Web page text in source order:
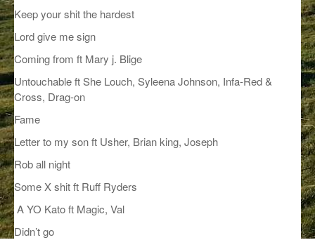
LA SOUTERRAINE
MUSIQUE DES ANTIPODES
SONORIK
ANCIENNES ÉMISSIONS
Keep your shit the hardest
Lord give me sign
Coming from ft Mary j. Blige
Untouchable ft She Louch, Syleena Johnson, Infa-Red &
Cross, Drag-on
Fame
Letter to my son ft Usher, Brian king, Joseph
Rob all night
Some X shit ft Ruff Ryders
A YO Kato ft Magic, Val
Didn’t go